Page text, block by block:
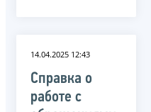
14.04.2025 12:43
Справка о
работе с